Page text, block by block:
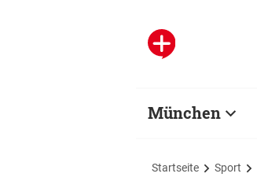
München
Startseite Sport